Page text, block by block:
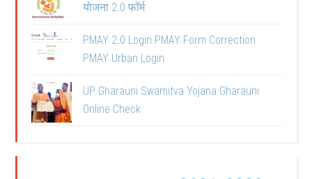
योजना 2.0 फॉर्म
PMAY 2.0 Login PMAY Form Correction
PMAY Urban Login
UP Gharauni Swamitva Yojana Gharauni
Online Check